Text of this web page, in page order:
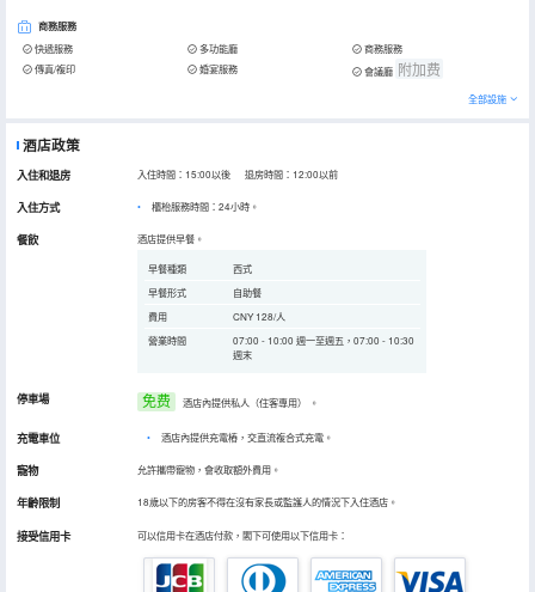
商務服務
快遞服務 多功能廳
商務服務
傳真/複印
婚宴服務 會議廳 附加费
全部設施
酒店政策
入住和退房 入住時間：15:00以後 退房時間：12:00以前
入住方式 櫃枱服務時間：24小時。
餐飲 酒店提供早餐。
早餐種類
西式
早餐形式
自助餐
費用
CNY 128/人
營業時間
07:00 - 10:00 週一至週五，07:00 - 10:30
週末
停車場 免费 酒店內提供私人（住客專用） 。
充電車位 • 酒店內提供充電樁，交直流複合式充電。
寵物 允許攜帶寵物，會收取額外費用。
年齡限制 18歲以下的房客不得在沒有家長或監護人的情況下入住酒店。
接受信用卡 可以信用卡在酒店付款，閣下可使用以下信用卡：